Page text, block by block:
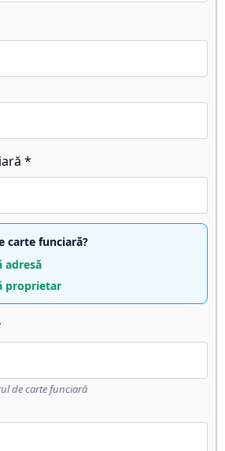
*
carte funciară?
adresă
proprietar
de carte funciară